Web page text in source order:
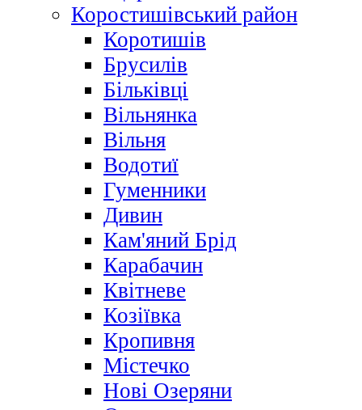
Коростишівський район
Коротишів
Брусилів
Більківці
Вільнянка
Вільня
Водотиї
Гуменники
Дивин
Кам'яний Брід
Карабачин
Квітневе
Козіївка
Кропивня
Містечко
Нові Озеряни